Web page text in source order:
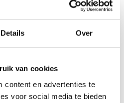
Details Over
van cookies
content en advertenties te
voor social media te bieden
,Senior
Cut
,Wit,Zwart